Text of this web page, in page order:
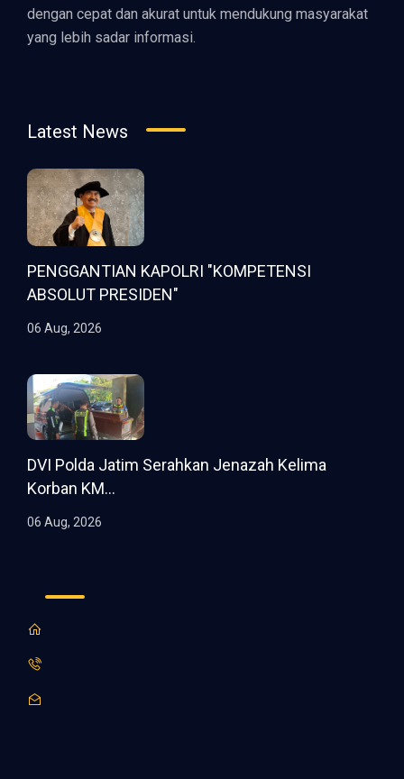
dengan cepat dan akurat untuk mendukung masyarakat
yang lebih sadar informasi.
Latest News
PENGGANTIAN KAPOLRI "KOMPETENSI
ABSOLUT PRESIDEN"
06 Aug, 2026
DVI Polda Jatim Serahkan Jenazah Kelima
Korban KM...
06 Aug, 2026